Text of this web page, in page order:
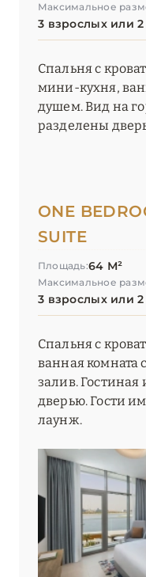
Максимальное
3 взрослых или
Спальня с
мини-кухня,
душем. Вид на
разделены
ONE
SUITE
Площадь:64 М²
Максимальное
3 взрослых или
Спальня с
ванная комната
залив.
дверью. Гости
лаунж.